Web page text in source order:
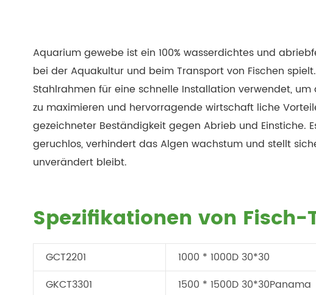
Aquarium gewebe ist ein 100% wasserdichtes und
bei der Aquakultur und beim Transport von Fischen
Stahlrahmen für eine schnelle Installation verwendet,
zu maximieren und hervorragende wirtschaft liche
gezeichneter Beständigkeit gegen Abrieb und Einstiche.
geruchlos, verhindert das Algen wachstum und stellt
unverändert bleibt.
Spezifikationen von Fisch-
GCT2201 1000 * 1000D 30*30
GKCT3301
1500 * 1500D 30*30Panama